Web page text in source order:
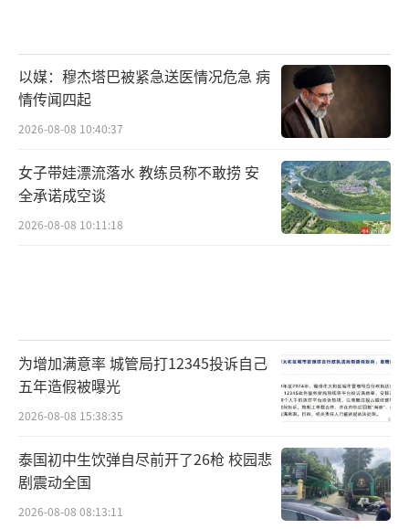
以媒：穆杰塔巴被紧急送医情况危急 病
情传闻四起
2026-08-08 10:40:37
女子带娃漂流落水 教练员称不敢捞 安
全承诺成空谈
2026-08-08 10:11:18
为增加满意率 城管局打12345投诉自己
五年造假被曝光
2026-08-08 15:38:35
泰国初中生饮弹自尽前开了26枪 校园悲
剧震动全国
2026-08-08 08:13:11